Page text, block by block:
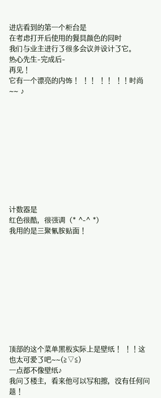
进店看到的第一个柜台是
在考虑打开后使用的餐具颜色的同时
我们与业主进行了很多会议并设计了它。
热心先生-完成后-
再见！
它有一个漂亮的内饰！ ！！ ！！ ！！时尚
~~ ♪
计数器是
红色很酷，很强调（* ^-^ *）
我用的是三聚氰胺贴面！
顶部的这个菜单黑板实际上是壁纸！ ！！这
也太可爱了吧~~(≧▽≦)
一点都不像壁纸♪
我问了楼主，看来他可以写和擦，没有任何问
题！